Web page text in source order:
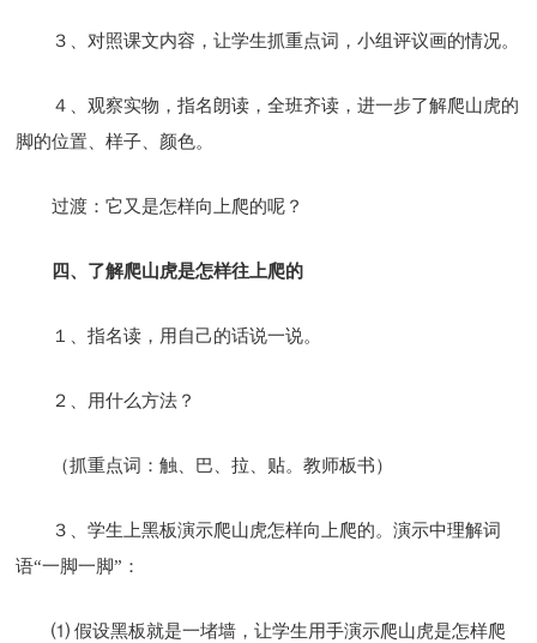
３、对照课文内容，让学生抓重点词，小组评议画的情况。
４、观察实物，指名朗读，全班齐读，进一步了解爬山虎的
脚的位置、样子、颜色。
过渡：它又是怎样向上爬的呢？
四、了解爬山虎是怎样往上爬的
１、指名读，用自己的话说一说。
２、用什么方法？
（抓重点词：触、巴、拉、贴。教师板书）
３、学生上黑板演示爬山虎怎样向上爬的。演示中理解词
语“一脚一脚”：
⑴ 假设黑板就是一堵墙，让学生用手演示爬山虎是怎样爬